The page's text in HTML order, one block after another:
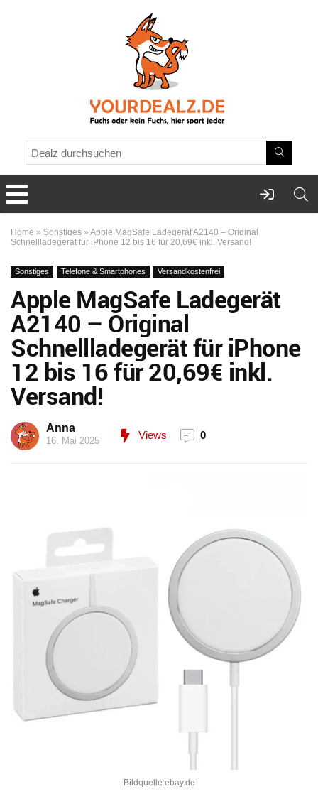
Home » Sonstiges » Apple MagSafe Ladegerät A2140 – Original
Schnellladegerät für iPhone 12 bis 16 für 20,69€ inkl. Versand!
Sonstiges Telefone & Smartphones Versandkostenfrei
Apple MagSafe Ladegerät
A2140 – Original
Schnellladegerät für iPhone
12 bis 16 für 20,69€ inkl.
Versand!
Anna
16. Mai 2025 Views 0
Bildquelle:ebay.de